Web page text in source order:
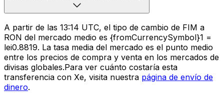
A partir de las 13:14 UTC, el tipo de cambio de FIM a
RON del mercado medio es {fromCurrencySymbol}1 =
lei0.8819. La tasa media del mercado es el punto medio
entre los precios de compra y venta en los mercados de
divisas globales.Para ver cuánto costaría esta
transferencia con Xe, visita nuestra página de envío de
dinero.